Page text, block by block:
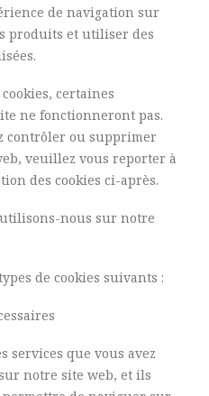
de navigation sur
produits et utiliser des
cookies, certaines
ne fonctionneront pas.
contrôler ou supprimer
veuillez vous reporter à
des cookies ci-après.
nous sur notre
de cookies suivants :
services que vous avez
notre site web, et ils